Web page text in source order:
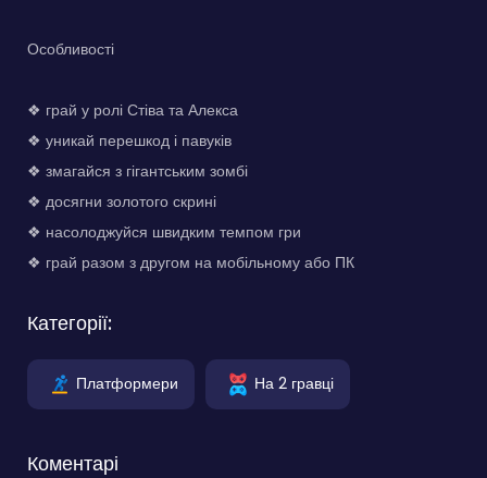
Особливості
❖ грай у ролі Стіва та Алекса
❖ уникай перешкод і павуків
❖ змагайся з гігантським зомбі
❖ досягни золотого скрині
❖ насолоджуйся швидким темпом гри
❖ грай разом з другом на мобільному або ПК
Категорії:
Платформери На 2 гравці
Коментарі